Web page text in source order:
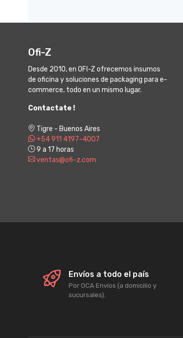
Ofi-Z
Desde 2010, en OFI-Z ofrecemos insumos
de oficina y soluciones de packaging para e-
commerce, todo en un mismo lugar.
Contactate !
Tigre - Buenos Aires
+54 911 4197-4007
9 a 17 horas
ventas@ofi-z.com
Envíos a todo el país
Por OCA Envíos (a domicilio y
sucursales).